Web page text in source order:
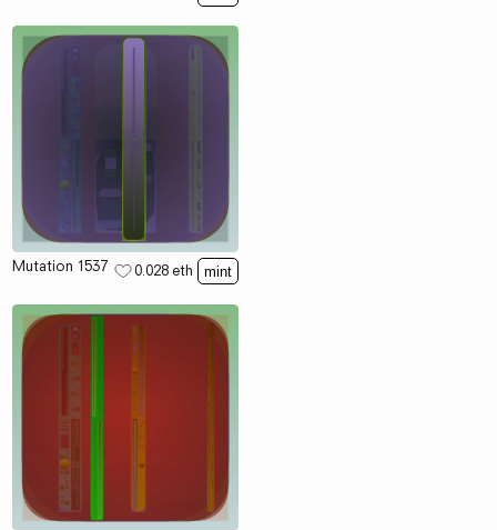
Mutation 1537 0.028 eth mint